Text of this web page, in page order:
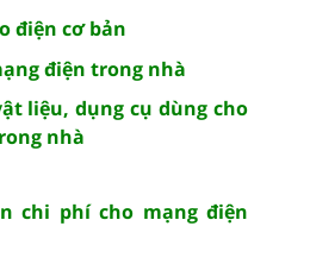
điện cơ bản
điện trong nhà
liệu, dụng cụ dùng cho
nhà
chi phí cho mạng điện